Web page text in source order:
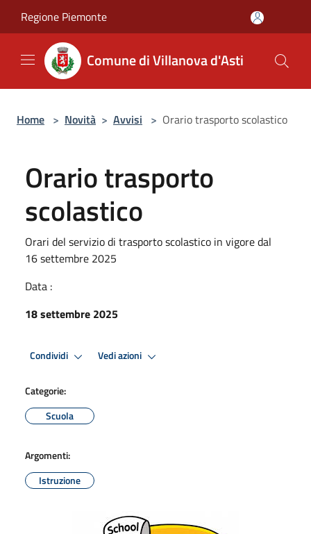
Regione Piemonte
Comune di Villanova d'Asti
Home > Novità > Avvisi > Orario trasporto scolastico
Orario trasporto
scolastico
Orari del servizio di trasporto scolastico in vigore dal
16 settembre 2025
Data :
18 settembre 2025
Condividi Vedi azioni
Categorie:
Scuola
Argomenti:
Istruzione